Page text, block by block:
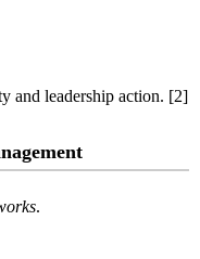
and leadership action. [2]
.